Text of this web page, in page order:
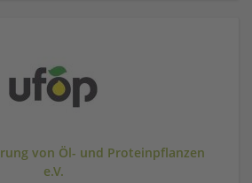
von Öl- und Proteinpflanzen
e.V.